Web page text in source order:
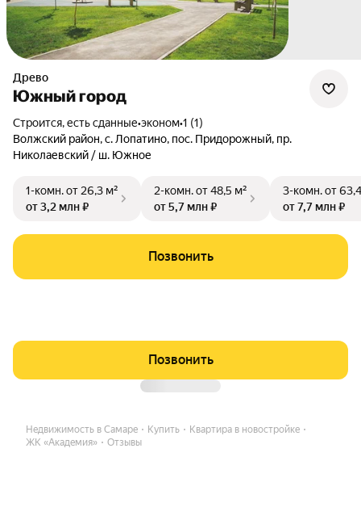
Древо
Южный город
Строится, есть сданные•эконом•1 (1)
Волжский район,с. Лопатино, пос. Придорожный, пр.
Николаевский / ш. Южное
1-комн.от 26,3 м²
от 3,2 млн ₽
2-комн.от 48,5 м²
от 5,7 млн ₽
3-комн.от
от 7,7 млн ₽
Позвонить
Позвонить
Недвижимость в Самаре Купить
Квартира в новостройке
ЖК «Академия»
Отзывы